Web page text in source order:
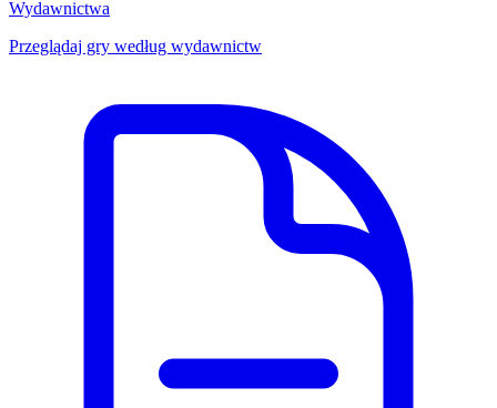
Wydawnictwa
Przeglądaj gry według wydawnictw